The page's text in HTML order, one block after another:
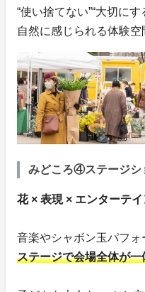
“使い捨てない”“大切にす
自然に感じられる体験空
みどころ④ステージシ
花 × 表現 × エンターテイ
音楽やシャボン玉パフォ
ステージで会場全体が一